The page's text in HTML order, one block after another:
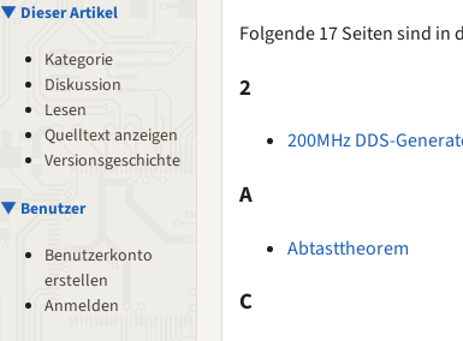
▼ Dieser Artikel
Kategorie
Diskussion
Lesen
Quelltext anzeigen
Versionsgeschichte
▼ Benutzer
Benutzerkonto
erstellen
Anmelden
Folgende 17 Seiten sind in
2
200MHz DDS-
A
Abtasttheorem
C